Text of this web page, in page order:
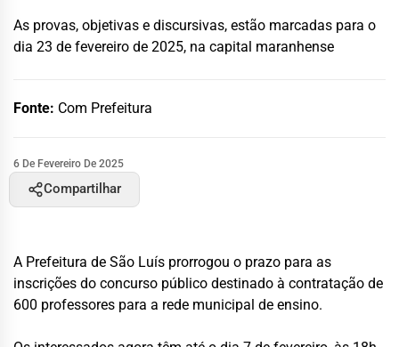
As provas, objetivas e discursivas, estão marcadas para o
dia 23 de fevereiro de 2025, na capital maranhense
Fonte: Com Prefeitura
6 De Fevereiro De 2025
Compartilhar
A Prefeitura de São Luís prorrogou o prazo para as
inscrições do concurso público destinado à contratação de
600 professores para a rede municipal de ensino.